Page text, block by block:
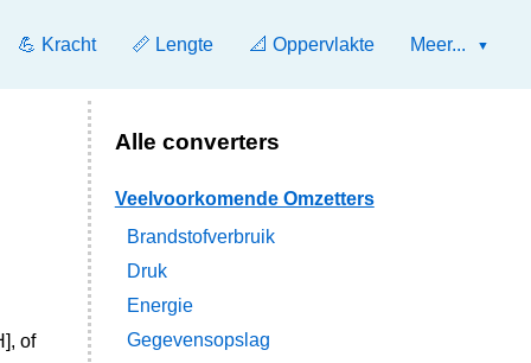
💪 Kracht 📏 Lengte 📐 Oppervlakte Meer...
of
Alle converters
Veelvoorkomende Omzetters
Brandstofverbruik
Druk
Energie
Gegevensopslag